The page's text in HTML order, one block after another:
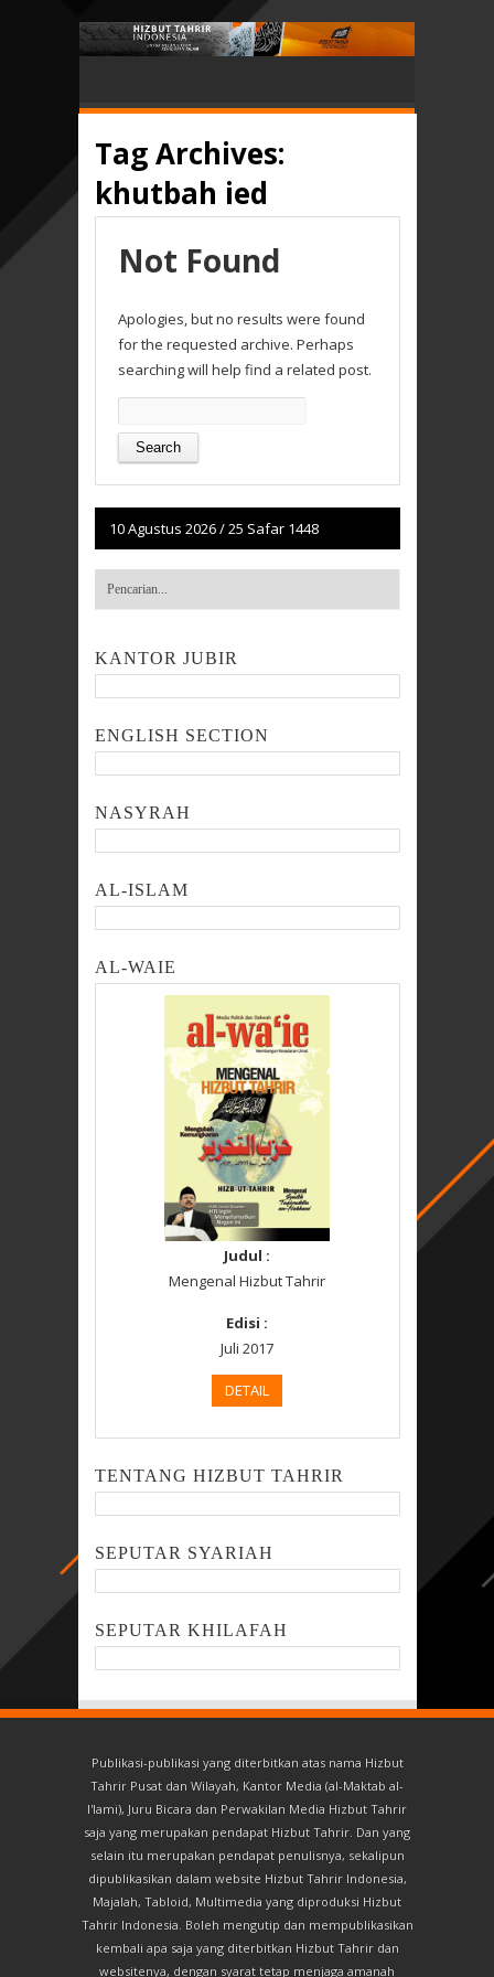
Tag Archives:
khutbah ied
Not Found
Apologies, but no results were found
for the requested archive. Perhaps
searching will help find a related post.
for:
10 Agustus 2026/25 Safar 1448
KANTOR JUBIR
ENGLISH SECTION
NASYRAH
AL-ISLAM
AL-WAIE
Judul :
Mengenal Hizbut Tahrir
Edisi :
Juli 2017
DETAIL
TENTANG HIZBUT TAHRIR
SEPUTAR SYARIAH
SEPUTAR KHILAFAH
Publikasi-publikasi yang diterbitkan atas nama Hizbut
Tahrir Pusat dan Wilayah, Kantor Media (al-Maktab al-
I'lami), Juru Bicara dan Perwakilan Media Hizbut Tahrir
saja yang merupakan pendapat Hizbut Tahrir. Dan yang
selain itu merupakan pendapat penulisnya, sekalipun
dipublikasikan dalam website Hizbut Tahrir Indonesia,
Majalah, Tabloid, Multimedia yang diproduksi Hizbut
Tahrir Indonesia. Boleh mengutip dan mempublikasikan
kembali apa saja yang diterbitkan Hizbut Tahrir dan
websitenya, dengan syarat tetap menjaga amanah